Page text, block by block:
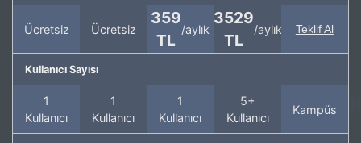
Ücretsiz Ücretsiz
359
TL
/aylık
3529
TL
/aylık Teklif Al
Kullanıcı Sayısı
1
Kullanıcı
1
Kullanıcı
1
Kullanıcı
5+
Kullanıcı
Kampüs